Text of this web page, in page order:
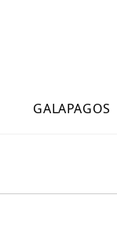
GALAPAGOS